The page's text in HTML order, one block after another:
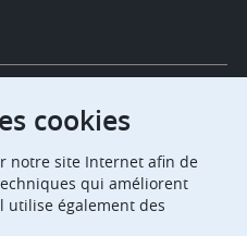
EPO Jobs
cookies
notre site Internet afin de
qui améliorent
utilise également des